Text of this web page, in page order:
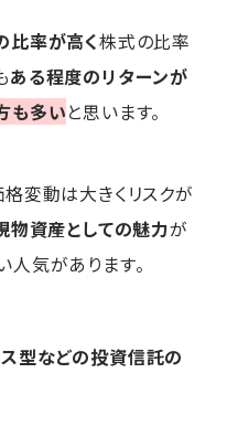
比率が高く株式の比率
ある程度のリターンが
も多いと思います。
変動は大きくリスクが
物資産としての魅力が
人気があります。
型などの投資信託の